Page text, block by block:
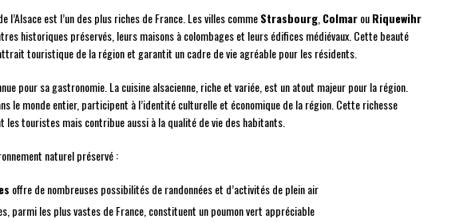
est l’un des plus riches de France. Les villes commeStrasbourg ColmarouRiquewihr
historiques préservés, leurs maisons à colombages et leurs édifices médiévaux. Cette beauté
touristique de la région et garantit un cadre de vie agréable pour les résidents.
pour sa gastronomie. La cuisine alsacienne, riche et variée, est un atout majeur pour la région.
le monde entier, participent à l’identité culturelle et économique de la région. Cette richesse
les touristes mais contribue aussi à la qualité de vie des habitants.
naturel préservé :
offre de nombreuses possibilités de randonnées et d’activités de plein air
parmi les plus vastes de France, constituent un poumon vert appréciable